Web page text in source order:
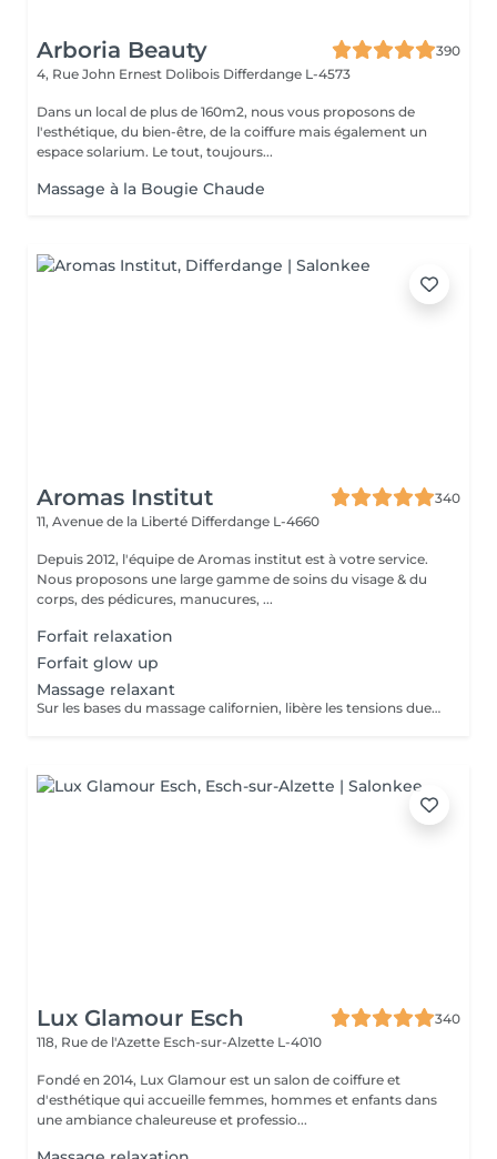
Arboria Beauty
390
4, Rue John Ernest Dolibois Differdange L-4573
Dans un local de plus de 160m2, nous vous proposons de
l'esthétique, du bien-être, de la coiffure mais également un
espace solarium. Le tout, toujours...
Massage à la Bougie Chaude
Aromas Institut
340
11, Avenue de la Liberté Differdange L-4660
Depuis 2012, l'équipe de Aromas institut est à votre service.
Nous proposons une large gamme de soins du visage & du
corps, des pédicures, manucures, ...
Forfait relaxation
Forfait glow up
Massage relaxant
Sur les bases du massage californien, libère les tensions dues au stress Nous vous prions de bien vouloir respecter votre rendez-vous. En prenant rendez-vous, vous occupez une place, dont une autre personne aurait éventuellement besoin. Tout rendez-vous non annulé 24h en avance, est susceptible d'être facturé. (Si vous ne pouvez pas vous présenter à votre RDV, proposez-le éventuellement à un proche ou à un ami) Toute l'équipe de Aromas Institut vous remercie pour votre respect et votre compréhension.
Lux Glamour Esch
340
118, Rue de l'Azette Esch-sur-Alzette L-4010
Fondé en 2014, Lux Glamour est un salon de coiffure et
d'esthétique qui accueille femmes, hommes et enfants dans
une ambiance chaleureuse et professio...